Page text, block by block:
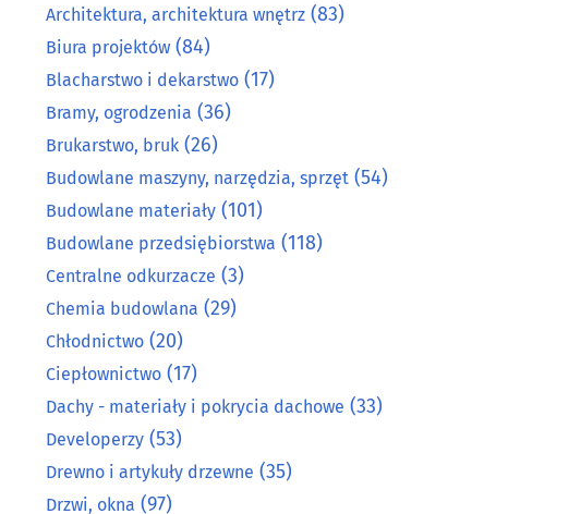
Architektura, architektura wnętrz (83)
Biura projektów (84)
Blacharstwo i dekarstwo (17)
Bramy, ogrodzenia (36)
Brukarstwo, bruk (26)
Budowlane maszyny, narzędzia, sprzęt (54)
Budowlane materiały (101)
Budowlane przedsiębiorstwa (118)
Centralne odkurzacze (3)
Chemia budowlana (29)
Chłodnictwo (20)
Ciepłownictwo (17)
Dachy - materiały i pokrycia dachowe (33)
Developerzy (53)
Drewno i artykuły drzewne (35)
Drzwi, okna (97)